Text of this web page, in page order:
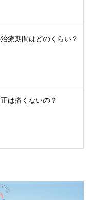
療期間はどのくらい？
は痛くないの？